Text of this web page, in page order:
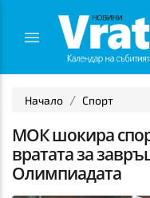
Начало Спорт
МОК шокира
вратата за
Олимпиадата